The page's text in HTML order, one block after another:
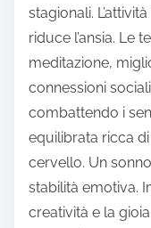
stagionali.
riduce l’ansia. Le
meditazione,
connessioni
combattendo i
equilibrata ricca
cervello. Un
stabilità emotiva.
creatività e la